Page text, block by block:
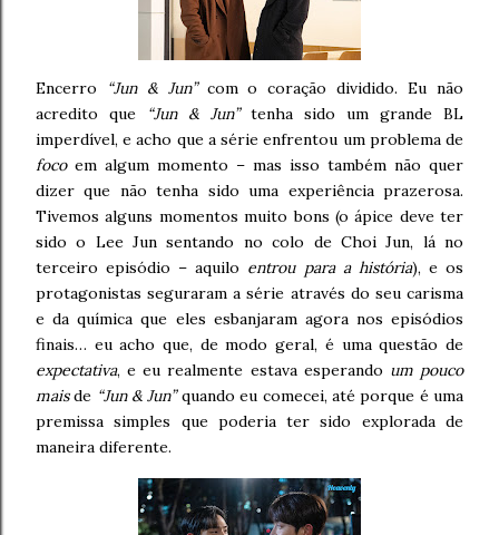
Encerro “Jun & Jun”com o coração dividido. Eu não
acredito que
“Jun & Jun”tenha sido um grande BL
imperdível, e acho que a série enfrentou um problema de
focoem algum momento – mas isso também não quer
dizer que não tenha sido uma experiência prazerosa.
Tivemos alguns momentos muito bons (o ápice deve ter
sido o Lee Jun sentando no colo de Choi Jun, lá no
terceiro episódio – aquilo entrou para a história), e os
protagonistas seguraram a série através do seu carisma
e da química que eles esbanjaram agora nos episódios
finais… eu acho que, de modo geral, é uma questão de
expectativa, e eu realmente estava esperando um pouco
maisde “Jun & Jun”quando eu comecei, até porque é uma
premissa simples que poderia ter sido explorada de
maneira diferente.